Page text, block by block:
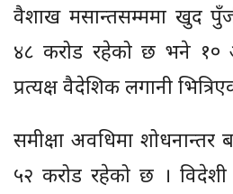
वैशाख मसान्तसम्ममा खुद
४८ करोड रहेको छ भने १०
प्रत्यक्ष वैदेशिक लगानी
समीक्षा अवधिमा शोधनान्तर
५२ करोड रहेको छ । विदेशी